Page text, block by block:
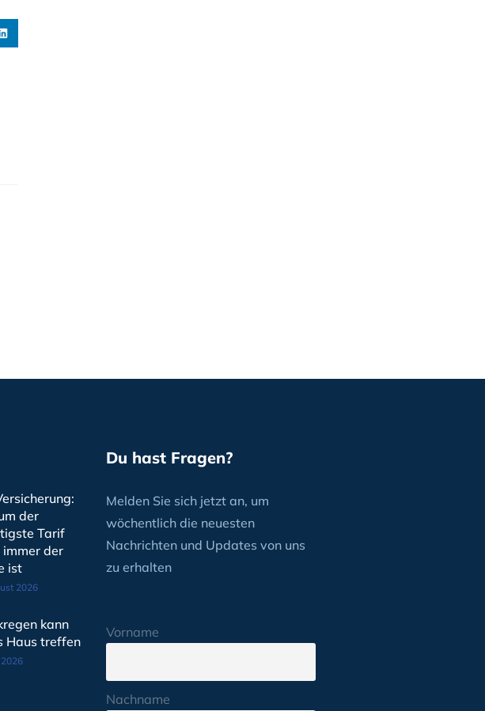
der
Tarif
immer der
ist
2026
kann
Haus treffen
Du hast Fragen?
Melden Sie sich jetzt an, um
wöchentlich die neuesten
Nachrichten und Updates von uns
zu erhalten
Vorname
Nachname